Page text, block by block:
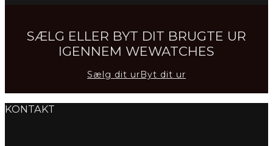
SÆLG ELLER BYT DIT BRUGTE UR
IGENNEM WEWATCHES
Sælg dit urByt dit ur
KONTAKT